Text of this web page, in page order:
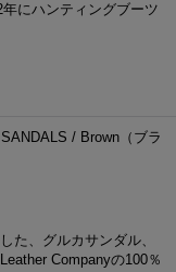
にハンティングブーツ
/ Brown（ブラ
た、グルカサンダル、
Companyの100％